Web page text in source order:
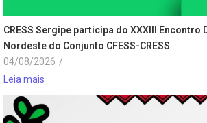
CRESS Sergipe participa do XXXIII Encontro
Nordeste do Conjunto CFESS-CRESS
04/08/2026 /
Leia mais